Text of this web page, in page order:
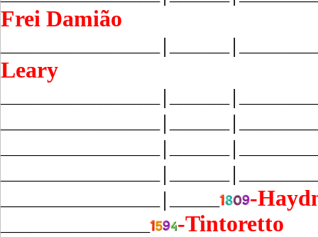
Frei Damião
Leary
-
-Tintoretto